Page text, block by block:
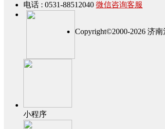
电话 : 0531-88512040 微信咨询客服
Copyright©2000-2026 济
小程序